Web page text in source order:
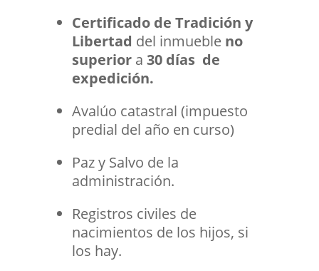
Certificado de Tradición y
Libertad del inmueble no
superior a 30 días de
expedición.
Avalúo catastral (impuesto
predial del año en curso)
Paz y Salvo de la
administración.
Registros civiles de
nacimientos de los hijos, si
los hay.